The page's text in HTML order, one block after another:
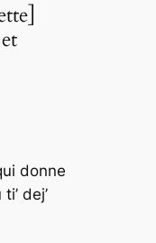
donne
dej’